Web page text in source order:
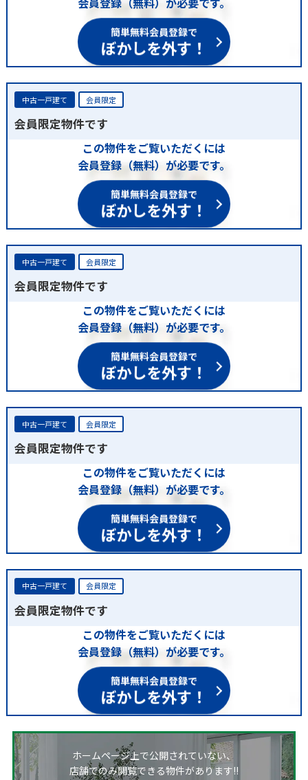
簡単無料会員登録で
ぼかしを外す！
中古一戸建て 会員限定
会員限定物件です
この物件をご覧いただくには
会員登録（無料）が必要です。
簡単無料会員登録で
ぼかしを外す！
中古一戸建て 会員限定
会員限定物件です
この物件をご覧いただくには
会員登録（無料）が必要です。
簡単無料会員登録で
ぼかしを外す！
中古一戸建て 会員限定
会員限定物件です
この物件をご覧いただくには
会員登録（無料）が必要です。
簡単無料会員登録で
ぼかしを外す！
中古一戸建て 会員限定
会員限定物件です
この物件をご覧いただくには
会員登録（無料）が必要です。
簡単無料会員登録で
ぼかしを外す！
ホームページ上で公開されていない、
店舗でのみ閲覧できる物件があります!!